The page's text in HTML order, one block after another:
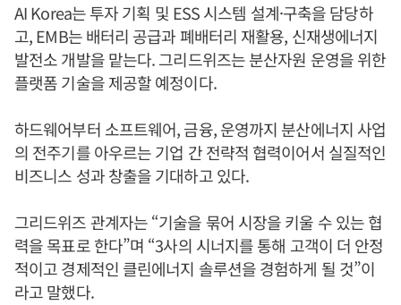
AI Korea는 투자 기획 및 ESS 시스템 설계·구축을 담당하
고, EMB는 배터리 공급과 폐배터리 재활용, 신재생에너지
발전소 개발을 맡는다. 그리드위즈는 분산자원 운영을 위한
플랫폼 기술을 제공할 예정이다.
하드웨어부터 소프트웨어, 금융, 운영까지 분산에너지 사업
의 전주기를 아우르는 기업 간 전략적 협력이어서 실질적인
비즈니스 성과 창출을 기대하고 있다.
그리드위즈 관계자는 “기술을 묶어 시장을 키울 수 있는 협
력을 목표로 한다”며 “3사의 시너지를 통해 고객이 더 안정
적이고 경제적인 클린에너지 솔루션을 경험하게 될 것”이
라고 말했다.